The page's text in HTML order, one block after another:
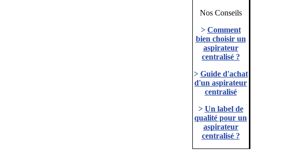
Nos Conseils
> Comment
bien choisir un
aspirateur
centralisé ?
> Guide d'achat
d'un aspirateur
centralisé
> Un label de
qualité pour un
aspirateur
centralisé ?